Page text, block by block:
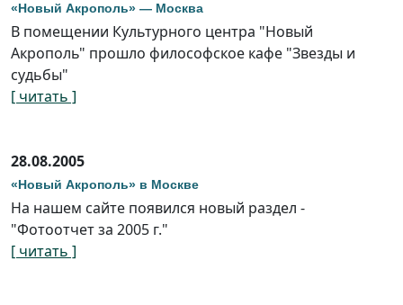
«Новый Акрополь» — Москва
В помещении Культурного центра "Новый
Акрополь" прошло философское кафе "Звезды и
судьбы"
[ читать ]
28.08.2005
«Новый Акрополь» в Москве
На нашем сайте появился новый раздел -
"Фотоотчет за 2005 г."
[ читать ]